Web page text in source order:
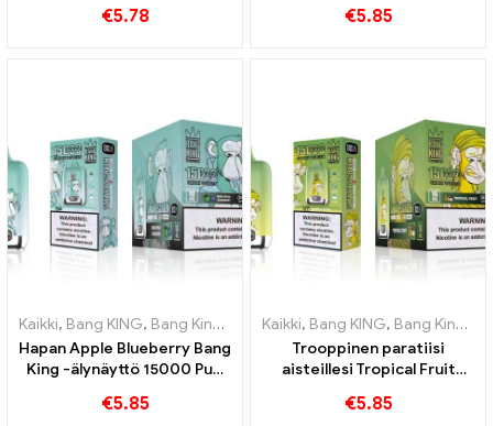
nautinto
€5.78
sekoitus vesimelonia ja
€5.85
Kaikki, Bang KING, Bang King Smart Screen 15000 Pullistaa ,
Hapan Apple Blueberry Bang
King -älynäyttö 15000 Puff
täynnä tuoreita makuja
€5.85
Kaikki, Bang KING, Bang King Smart Screen 15000 Pullistaa
Trooppinen paratiisi
aisteillesi Tropical Fruit
näytöllä 15000 Pullistaa
€5.85